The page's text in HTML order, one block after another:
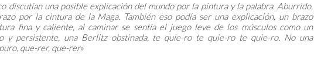
discutían una posible explicación del mundo por la pintura y la palabra. Aburrido,
por la cintura de la Maga. También eso podía ser una explicación, un brazo
fina y caliente, al caminar se sentía el juego leve de los músculos como un
y persistente, una Berlitz obstinada, te quie-ro te quie-ro te quie-ro. No una
que-rer, que-rer»